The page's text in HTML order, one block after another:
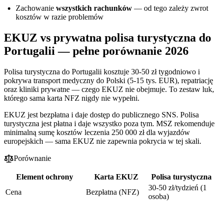
Zachowanie wszystkich rachunków — od tego zależy zwrot
kosztów w razie problemów
EKUZ vs prywatna polisa turystyczna do
Portugalii — pełne porównanie 2026
Polisa turystyczna do Portugalii kosztuje 30-50 zł tygodniowo i
pokrywa transport medyczny do Polski (5-15 tys. EUR), repatriację
oraz kliniki prywatne — czego EKUZ nie obejmuje. To zestaw luk,
którego sama karta NFZ nigdy nie wypełni.
EKUZ jest bezpłatna i daje dostęp do publicznego SNS. Polisa
turystyczna jest płatna i daje wszystko poza tym. MSZ rekomenduje
minimalną sumę kosztów leczenia 250 000 zł dla wyjazdów
europejskich — sama EKUZ nie zapewnia pokrycia w tej skali.
Porównanie
Element ochrony Karta EKUZ
Polisa turystyczna
Cena
Bezpłatna (NFZ)
30-50 zł/tydzień (1
osoba)